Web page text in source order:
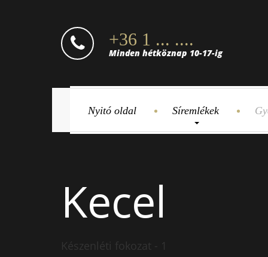
+36 1 ... ....
Minden hétköznap 10-17-ig
Nyitó oldal Síremlékek
Kecel
Készenléti fokozat - 1